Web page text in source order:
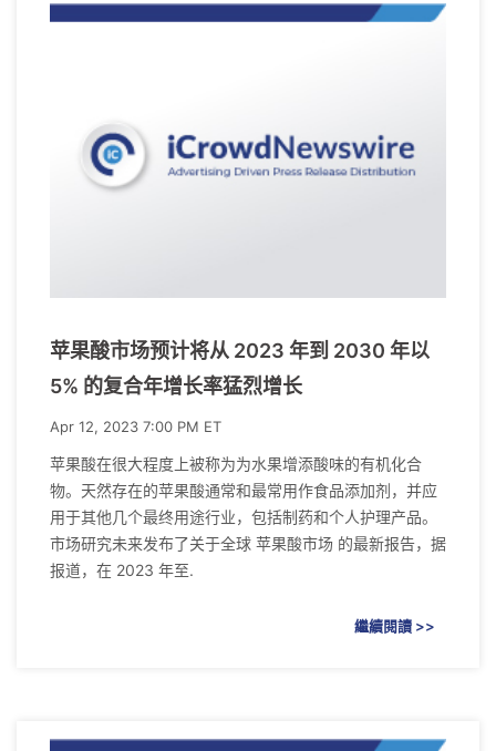
苹果酸市场预计将从 2023 年到 2030 年以
5% 的复合年增长率猛烈增长
Apr 12, 2023 7:00 PM ET
苹果酸在很大程度上被称为为水果增添酸味的有机化合
物。天然存在的苹果酸通常和最常用作食品添加剂，并应
用于其他几个最终用途行业，包括制药和个人护理产品。
市场研究未来发布了关于全球 苹果酸市场 的最新报告，据
报道，在 2023 年至.
繼續閱讀 >>